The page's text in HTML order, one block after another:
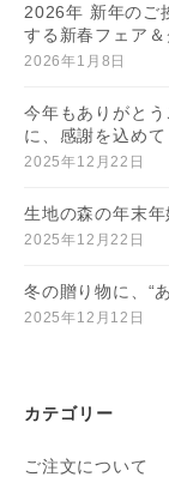
2026年 新年のご
する新春フェア＆
2026年1月8日
今年もありがと
に、感謝を込めて
2025年12月22日
生地の森の年末
2025年12月22日
冬の贈り物に、“
2025年12月12日
カテゴリー
ご注文について